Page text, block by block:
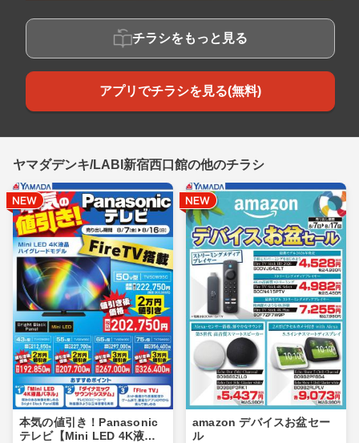
チラシをもっと見る
アプリでチラシを見る(無料)
ヤマダデンキ/LABI新宿西口館の他のチラシ
本気の値引き！Panasonic
テレビ【Mini LED 4K液
amazon デバイスお盆セー
ル